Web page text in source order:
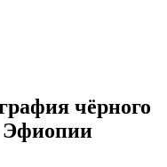
чёрного
Эфиопии